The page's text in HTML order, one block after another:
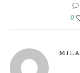
0
MILA